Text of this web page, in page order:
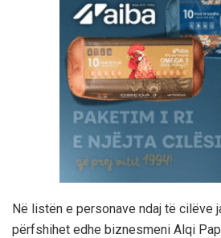
Në listën e personave ndaj të cilëve
përfshihet edhe biznesmeni Alqi